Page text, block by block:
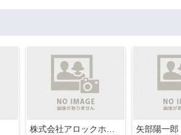
株式会社アロックホーム 矢部陽一郎